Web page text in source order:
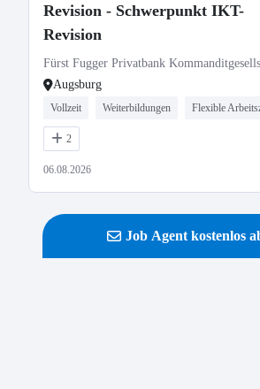
Revision - Schwerpunkt IKT-
Revision
Fürst Fugger Privatbank
Augsburg
Vollzeit Weiterbildungen Flexible
2
06.08.2026
Job Agent kostenlos